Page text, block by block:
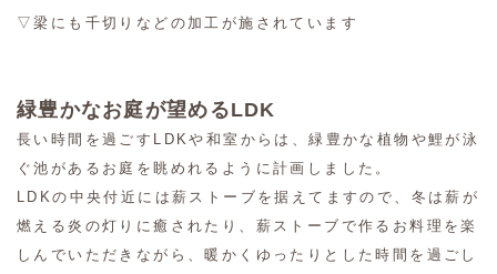
トイレ
▽梁にも千切りなどの加工が施されています
緑豊かなお庭が望めるLDK
長い時間を過ごすLDKや和室からは、緑豊かな植物や鯉が泳
ぐ池があるお庭を眺めれるように計画しました。
LDKの中央付近には薪ストーブを据えてますので、冬は薪が
燃える炎の灯りに癒されたり、薪ストーブで作るお料理を楽
しんでいただきながら、暖かくゆったりとした時間を過ごし